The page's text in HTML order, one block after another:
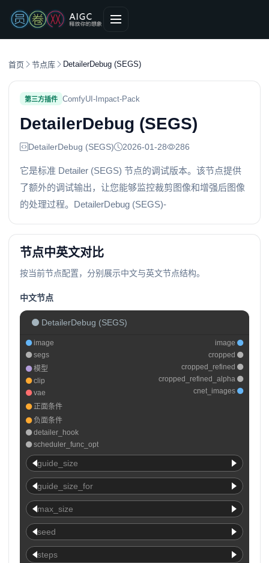
首页 节点库 DetailerDebug (SEGS)
第三方插件 ComfyUI-Impact-Pack
DetailerDebug (SEGS)
DetailerDebug (SEGS) 2026-01-28 286
它是标准 Detailer (SEGS) 节点的调试版本。该节点提供
了额外的调试输出，让您能够监控裁剪图像和增强后图像
的处理过程。DetailerDebug (SEGS)-
节点中英文对比
按当前节点配置，分别展示中文与英文节点结构。
中文节点
DetailerDebug (SEGS)
image
segs
模型
clip
vae
正面条件
负面条件
detailer_hook
scheduler_func_opt
image
cropped
cropped_refined
cropped_refined_alpha
cnet_images
guide_size
guide_size_for
max_size
seed
steps